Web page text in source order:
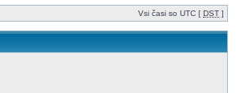
Vsi časi so UTC [ DST ]